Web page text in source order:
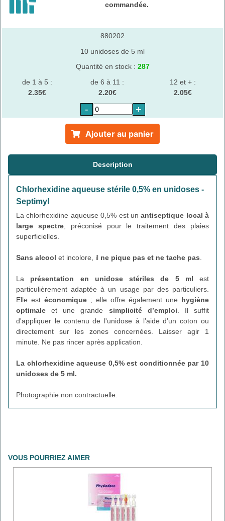
commandée.
880202
10 unidoses de 5 ml
Quantité en stock : 287
de 1 à 5 :
2.35€
de 6 à 11 :
2.20€
12 et + :
2.05€
- +
Ajouter au panier
Description
Chlorhexidine aqueuse stérile 0,5% en unidoses -
Septimyl
La chlorhexidine aqueuse 0,5% est unantiseptique local à
large spectre, préconisé pour le traitement des plaies
superficielles.
Sans alcool et incolore, il ne pique pas et ne tache pas.
La présentation en unidose stériles de 5 ml est
particulièrement adaptée à un usage par des particuliers.
Elle est économique ; elle offre également une hygiène
optimale et une grande simplicité d’emploi. Il suffit
d'appliquer le contenu de l'unidose à l’aide d’un coton ou
directement sur les zones concernées. Laisser agir 1
minute. Ne pas rincer après application.
La chlorhexidine aqueuse 0,5%est conditionnée par 10
unidoses de 5 ml.
Photographie non contractuelle.
VOUS POURRIEZ AIMER